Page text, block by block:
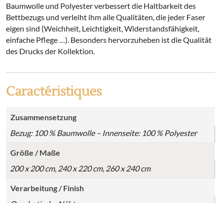
Baumwolle und Polyester verbessert die Haltbarkeit des
Bettbezugs und verleiht ihm alle Qualitäten, die jeder Faser
eigen sind (Weichheit, Leichtigkeit, Widerstandsfähigkeit,
einfache Pflege …). Besonders hervorzuheben ist die Qualität
des Drucks der Kollektion.
Caractéristiques
Zusammensetzung
Bezug: 100 % Baumwolle – Innenseite: 100 % Polyester
Größe / Maße
200 x 200 cm, 240 x 220 cm, 260 x 240 cm
Verarbeitung / Finish